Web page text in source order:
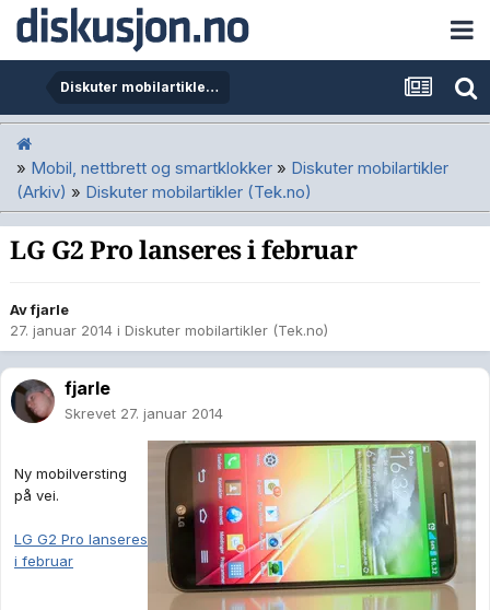
Diskuter mobilartikler (Tek.no)
» Mobil, nettbrett og smartklokker » Diskuter mobilartikler
(Arkiv) » Diskuter mobilartikler (Tek.no)
LG G2 Pro lanseres i februar
Avfjarle
27. januar 2014 i Diskuter mobilartikler (Tek.no)
fjarle
Skrevet 27. januar 2014
Ny mobilversting
på vei.
LG G2 Pro lanseres
i februar